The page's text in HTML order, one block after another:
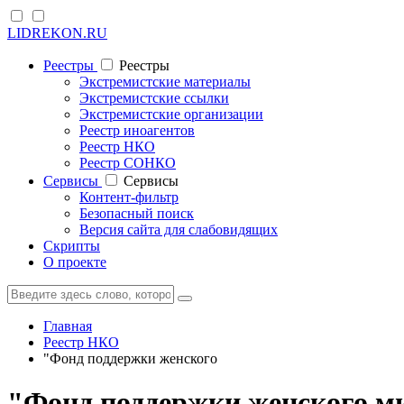
LIDREKON.RU
Реестры
Реестры
Экстремистские материалы
Экстремистские ссылки
Экстремистские организации
Реестр иноагентов
Реестр НКО
Реестр СОНКО
Cервисы
Cервисы
Контент-фильтр
Безопасный поиск
Версия сайта для слабовидящих
Скрипты
О проекте
Главная
Реестр НКО
"Фонд поддержки женского